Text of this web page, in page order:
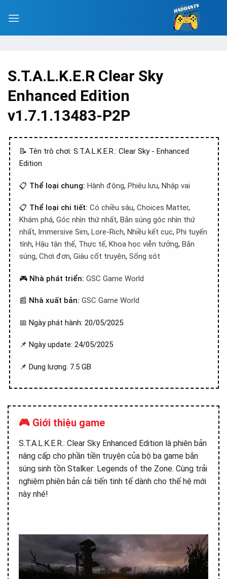
S.T.A.L.K.E.R Clear Sky
Enhanced Edition
v1.7.1.13483-P2P
📝 Tên trò chơi: S.T.A.L.K.E.R.: Clear Sky - Enhanced
Edition
📋 Thể loại chung: Hành động, Phiêu lưu, Nhập vai
📋 Thể loại chi tiết: Có chiều sâu, Choices Matter,
Khám phá, Góc nhìn thứ nhất, Bắn súng góc nhìn thứ
nhất, Immersive Sim, Lore-Rich, Nhiều kết cục, Phi tuyến
tính, Hậu tận thế, Thực tế, Khoa học viễn tưởng, Bắn
súng, Chơi đơn, Giàu cốt truyện, Sống sót
🎮 Nhà phát triển: GSC Game World
📰 Nhà xuất bản: GSC Game World
📅 Ngày phát hành: 20/05/2025
📌 Ngày update: 24/05/2025
📌 Dung lượng: 7.5 GB
🎮 Giới thiệu game
S.T.A.L.K.E.R.: Clear Sky Enhanced Edition là phiên bản
nâng cấp cho phần tiền truyện của bộ ba game bắn
súng sinh tồn Stalker: Legends of the Zone. Cùng trải
nghiệm phiên bản cải tiến tinh tế dành cho thế hệ mới
này nhé!